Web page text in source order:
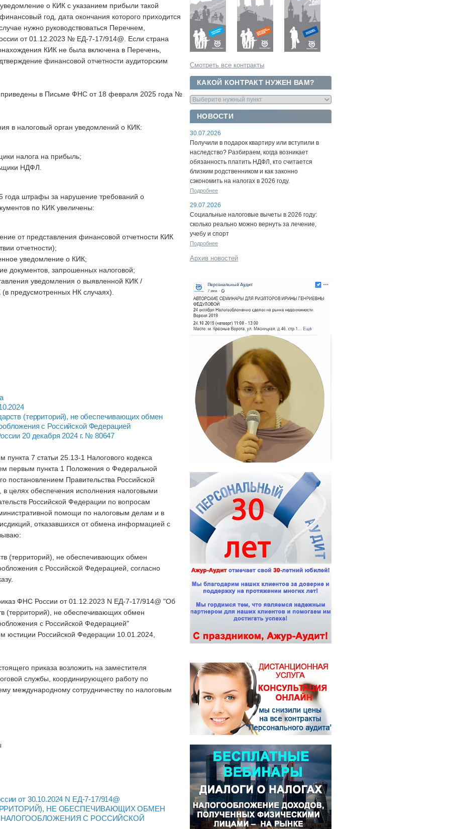
Смотреть все контракты
КАКОЙ КОНТРАКТ НУЖЕН ВАМ?
НОВОСТИ
30.07.2026
Получили в подарок квартиру или вступили в
наследство? Разбираем, когда возникает
обязанность платить НДФЛ, кто считается
близким родственником и как законно
сэкономить на налогах в 2026 году.
Подробнее
29.07.2026
Социальные налоговые вычеты в 2026 году:
сколько реально можно вернуть за лечение,
учебу и спорт
Подробнее
Архив новостей
о КИК с указанием прибыли такой
год, дата окончания которого приходится
нужно руководствоваться Перечнем,
от 01.12.2023 № ЕД-7-17/914@. Если страна
КИК не была включена в Перечень,
финансовой отчетности аудиторским
приведены в Письме ФНС от 18 февраля 2025 года №
в налоговый орган уведомлений о КИК:
налога на прибыль;
НДФЛ.
штрафы за нарушение требований о
по КИК увеличены:
от представления финансовой отчетности КИК
отчетности);
уведомление о КИК;
документов, запрошенных налоговой;
уведомления о выявленной КИК /
предусмотренных НК случаях).
(территорий), не обеспечивающих обмен
с Российской Федерацией
20 декабря 2024 г. № 80647
пункта 7 статьи 25.13-1 Налогового кодекса
первым пункта 1 Положения о Федеральной
постановлением Правительства Российской
целях обеспечения исполнения налоговыми
Российской Федерации по вопросам
помощи по налоговым делам и в
отказавшихся от обмена информацией с
(территорий), не обеспечивающих обмен
с Российской Федерацией, согласно
ФНС России от 01.12.2023 N ЕД-7-17/914@ "Об
(территорий), не обеспечивающих обмен
с Российской Федерацией"
юстиции Российской Федерации 10.01.2024,
приказа возложить на заместителя
службы, координирующего работу по
международному сотрудничеству по налоговым
от 30.10.2024 N ЕД-7-17/914@
НЕ ОБЕСПЕЧИВАЮЩИХ ОБМЕН
С РОССИЙСКОЙ